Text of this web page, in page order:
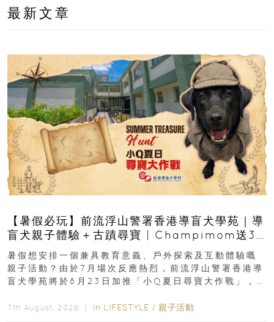
最新文章
【暑假必玩】前流浮山警署香港導盲犬學苑｜導
盲犬親子體驗＋古蹟尋寶 | Champimom送3
組免費名額
暑假想安排一個兼具教育意義、戶外探索及互動體驗嘅
親子活動？由於7月場次反應熱烈，前流浮山警署香港導
盲犬學苑將於8月23日加推「小Q夏日尋寶大作戰」，家
7th August, 2026 ｜ In LIFESTYLE / 親子活動